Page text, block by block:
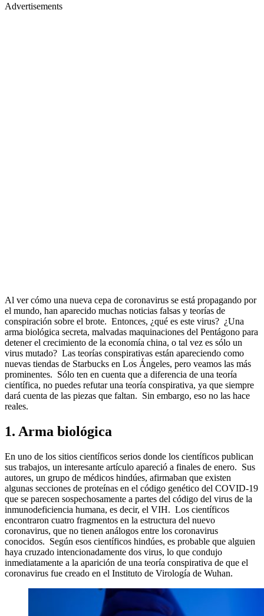
Advertisements
Al ver cómo una nueva cepa de coronavirus se está propagando por
el mundo, han aparecido muchas noticias falsas y teorías de
conspiración sobre el brote. Entonces, ¿qué es este virus? ¿Una
arma biológica secreta, malvadas maquinaciones del Pentágono para
detener el crecimiento de la economía china, o tal vez es sólo un
virus mutado? Las teorías conspirativas están apareciendo como
nuevas tiendas de Starbucks en Los Ángeles, pero veamos las más
prominentes. Sólo ten en cuenta que a diferencia de una teoría
científica, no puedes refutar una teoría conspirativa, ya que siempre
dará cuenta de las piezas que faltan. Sin embargo, eso no las hace
reales.
1. Arma biológica
En uno de los sitios científicos serios donde los científicos publican
sus trabajos, un interesante artículo apareció a finales de enero. Sus
autores, un grupo de médicos hindúes, afirmaban que existen
algunas secciones de proteínas en el código genético del COVID-19
que se parecen sospechosamente a partes del código del virus de la
inmunodeficiencia humana, es decir, el VIH. Los científicos
encontraron cuatro fragmentos en la estructura del nuevo
coronavirus, que no tienen análogos entre los coronavirus
conocidos. Según esos científicos hindúes, es probable que alguien
haya cruzado intencionadamente dos virus, lo que condujo
inmediatamente a la aparición de una teoría conspirativa de que el
coronavirus fue creado en el Instituto de Virología de Wuhan.